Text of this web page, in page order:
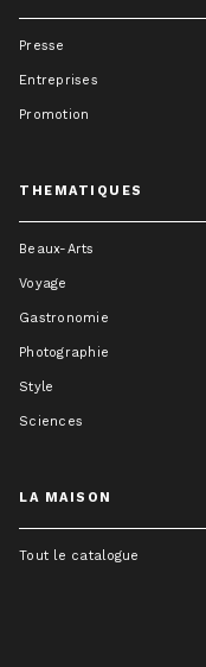
Presse
Entreprises
Promotion
THEMATIQUES
Beaux-Arts
Voyage
Gastronomie
Photographie
Style
Sciences
LA MAISON
Tout le catalogue